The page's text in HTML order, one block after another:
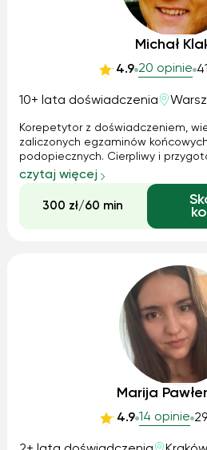
Michał
4.9 20 opinie
10+ lata doświadczenia
Korepetytor z doświadczeniem,
zaliczonych egzaminów
podopiecznych. Cierpliwy i
tworzenia grup. Prowadzę nie tylko
szkoły podstawowe z nową
Wiedza to potęgi klucz, więc
czytaj więcej
300 zł/60 min
Marija
4.9 14 opinie